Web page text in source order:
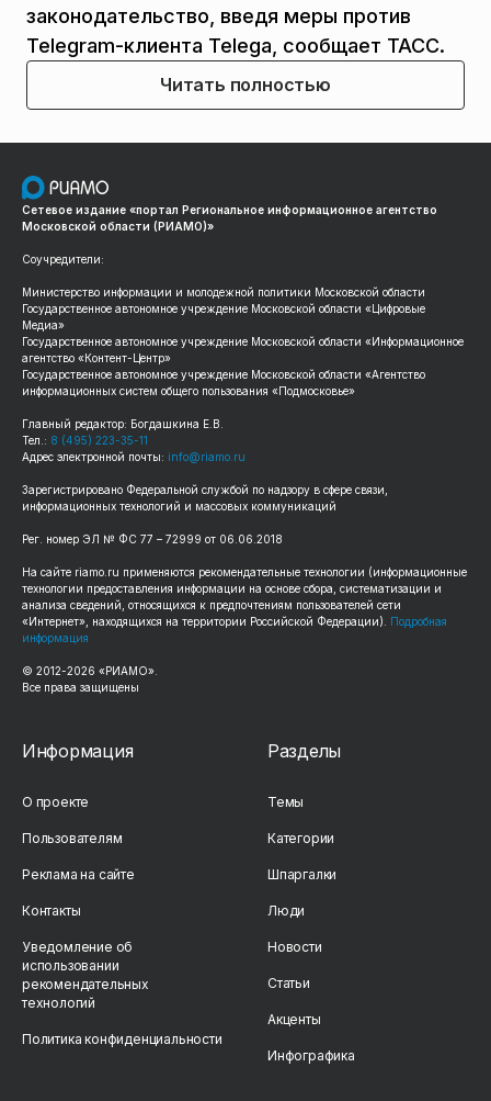
законодательство, введя меры против
Telegram-клиента Telega, сообщает ТАСС.
Читать полностью
Сетевое издание «портал Региональное информационное агентство
Московской области (РИАМО)»
Соучредители:
Министерство информации и молодежной политики Московской области
Государственное автономное учреждение Московской области «Цифровые
Медиа»
Государственное автономное учреждение Московской области «Информационное
агентство «Контент-Центр»
Государственное автономное учреждение Московской области «Агентство
информационных систем общего пользования «Подмосковье»
Главный редактор: Богдашкина Е.В.
Тел.: 8 (495) 223-35-11
Адрес электронной почты: info@riamo.ru
Зарегистрировано Федеральной службой по надзору в сфере связи,
информационных технологий и массовых коммуникаций
Рег. номер ЭЛ № ФС 77 – 72999 от 06.06.2018
На сайте riamo.ru применяются рекомендательные технологии (информационные
технологии предоставления информации на основе сбора, систематизации и
анализа сведений, относящихся к предпочтениям пользователей сети
«Интернет», находящихся на территории Российской Федерации). Подробная
информация
© 2012-2026 «РИАМО».
Все права защищены
Информация
О проекте
Пользователям
Реклама на сайте
Контакты
Уведомление об
использовании
рекомендательных
технологий
Политика конфиденциальности
Разделы
Темы
Категории
Шпаргалки
Люди
Новости
Статьи
Акценты
Инфографика